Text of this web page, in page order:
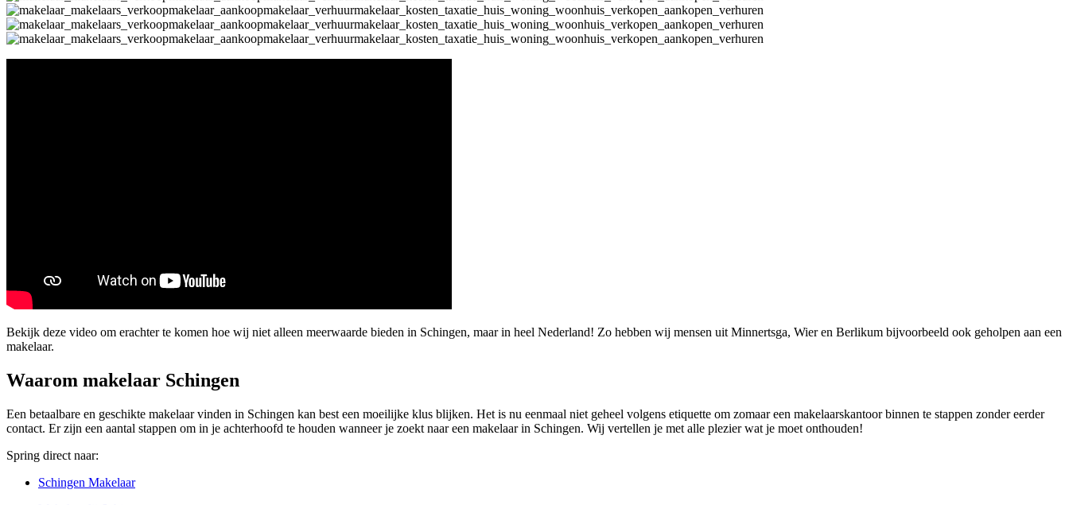
Bekijk deze video om erachter te komen hoe wij niet alleen meerwaarde bieden in Schingen, maar in heel Nederland! Zo hebben wij mensen uit Minnertsga, Wier en Berlikum bijvoorbeeld ook geholpen aan een
makelaar.
Waarom makelaar Schingen
Een betaalbare en geschikte makelaar vinden in Schingen kan best een moeilijke klus blijken. Het is nu eenmaal niet geheel volgens etiquette om zomaar een makelaarskantoor binnen te stappen zonder eerder
contact. Er zijn een aantal stappen om in je achterhoofd te houden wanneer je zoekt naar een makelaar in Schingen. Wij vertellen je met alle plezier wat je moet onthouden!
Spring direct naar:
Schingen Makelaar